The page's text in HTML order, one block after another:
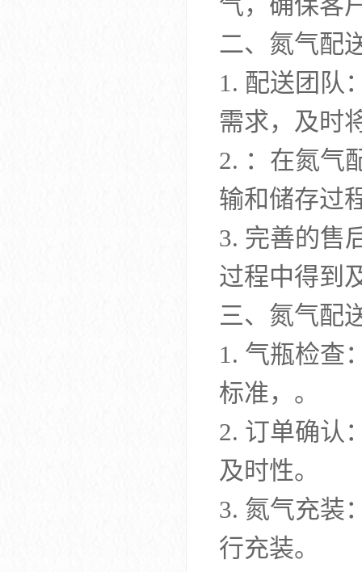
二、氮气配
1. 配送团队
需求，及时
2. ：在氮气
输和储存过
3. 完善的售
过程中得到
三、氮气配
1. 气瓶检查
标准，。
2. 订单确认
及时性。
3. 氮气充装
行充装。